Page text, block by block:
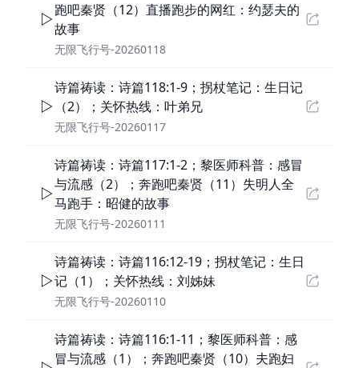
跑吧秦贤（12）直播跑步的网红：约瑟夫的
故事
无限飞行号-20260118
诗篇祷读：诗篇118:1-9；拐杖笔记：生日记
（2）；关怀热线：叶弟兄
无限飞行号-20260117
诗篇祷读：诗篇117:1-2；黎医师科普：感冒
与流感（2）；奔跑吧秦贤（11）失明人全
马跑手：昭健的故事
无限飞行号-20260111
诗篇祷读：诗篇116:12-19；拐杖笔记：生日
记（1）；关怀热线：刘姊妹
无限飞行号-20260110
诗篇祷读：诗篇116:1-11；黎医师科普：感
冒与流感（1）；奔跑吧秦贤（10）夫跑妇